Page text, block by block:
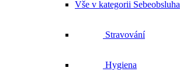
Vše v kategorii Sebeobsluha
Stravování
Hygiena